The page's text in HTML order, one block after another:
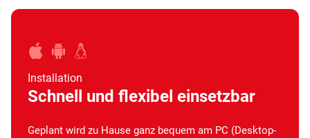
Installation
Schnell und flexibel einsetzbar
Geplant wird zu Hause ganz bequem am PC (Desktop-